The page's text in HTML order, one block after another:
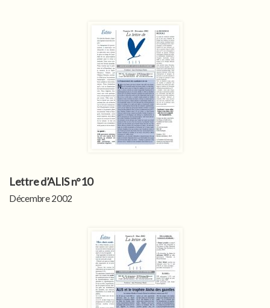
Lettre d’ALIS n°10
Décembre 2002